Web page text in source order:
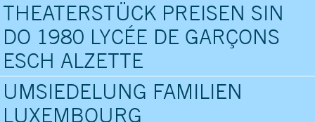
THEATERSTÜCK PREISEN SIN
DO 1980 LYCÉE DE GARÇONS
ESCH ALZETTE
UMSIEDELUNG FAMILIEN
LUXEMBOURG